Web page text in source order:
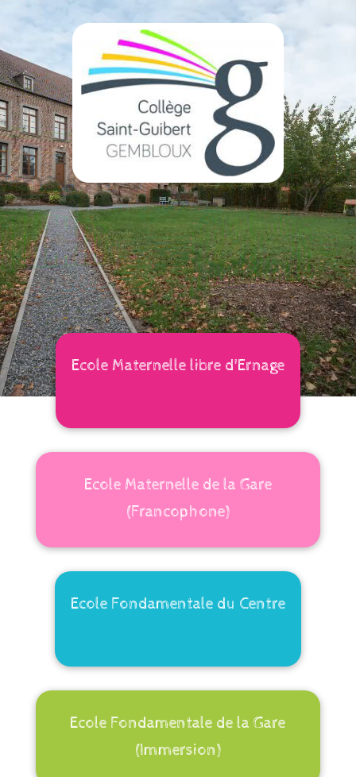
vidéo
Ecole Maternelle libre d'Ernage
Ecole Maternelle de la Gare
(Francophone)
Ecole Fondamentale du Centre
Ecole Fondamentale de la Gare
(Immersion)